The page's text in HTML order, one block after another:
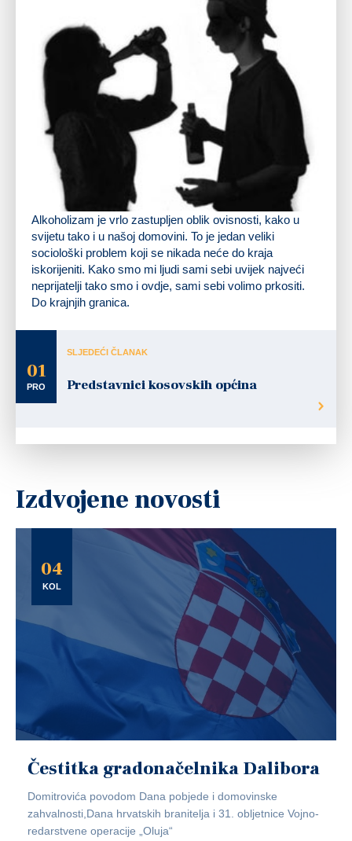
Alkoholizam je vrlo zastupljen oblik ovisnosti, kako u
svijetu tako i u našoj domovini. To je jedan veliki
sociološki problem koji se nikada neće do kraja
iskorijeniti. Kako smo mi ljudi sami sebi uvijek najveći
neprijatelji tako smo i ovdje, sami sebi volimo prkositi.
Do krajnjih granica.
01
PRO
SLJEDEĆI ČLANAK
Predstavnici kosovskih općina
Izdvojene novosti
04
KOL
Čestitka gradonačelnika Dalibora
Domitrovića povodom Dana pobjede i domovinske
zahvalnosti,Dana hrvatskih branitelja i 31. obljetnice Vojno-
redarstvene operacije „Oluja“